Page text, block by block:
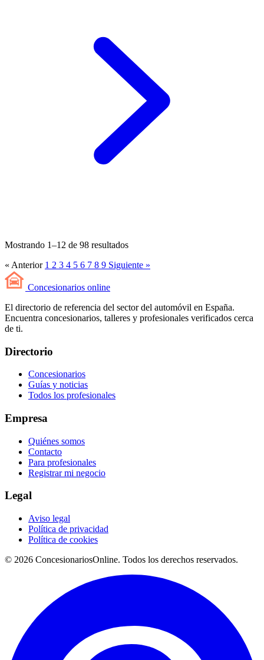
Mostrando 1–12 de 98 resultados
« Anterior 1 2 3 4 5 6 7 8 9 Siguiente »
Concesionarios online
El directorio de referencia del sector del automóvil en España.
Encuentra concesionarios, talleres y profesionales verificados cerca
de ti.
Directorio
Concesionarios
Guías y noticias
Todos los profesionales
Empresa
Quiénes somos
Contacto
Para profesionales
Registrar mi negocio
Legal
Aviso legal
Política de privacidad
Política de cookies
© 2026 ConcesionariosOnline. Todos los derechos reservados.